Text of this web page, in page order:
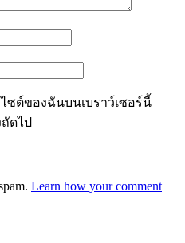
ซต์ของฉันบนเบราว์เซอร์นี้
ดไป
Learn how your comment